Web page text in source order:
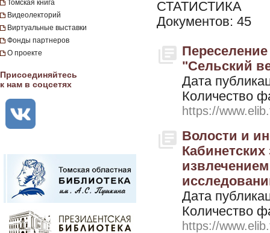
Томская книга
Видеолекторий
Виртуальные выставки
Фонды партнеров
О проекте
Присоединяйтесь
к нам в соцсетях
СТАТИСТИКА
Документов: 45
"Сельский
Дата
Количество
https://
Волости и
Дата
Количество
https://